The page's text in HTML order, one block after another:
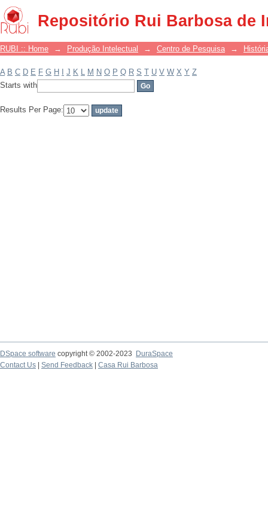
Repositório Rui Barbosa de
Filter by: Subject
RUBI :: Home → Produção Intelectual → Centro de Pesquisa →
A B C D E F G H J K L M N O P Q R S T U V W X Y Z
Starts with
Results Per Page:
DSpace software copyright © 2002-2023
DuraSpace
Contact Us
Send Feedback Casa Rui Barbosa